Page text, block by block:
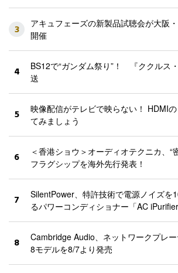
3
アキュフェーズの新製品試聴会が大阪
開催
4
BS12で“ガンダム祭り”！ 『ククルス
送
5
映像配信がテレビで映らない！ HDMI
てみましょう
6
＜香港ショウ＞オーディオテクニカ、“
フラグシップを海外先行発表！
7
SilentPower、特許技術で電源ノイズを
るパワーコンディショナー「AC
8
Cambridge Audio、ネットワークプレ
8モデルを8/7より発売